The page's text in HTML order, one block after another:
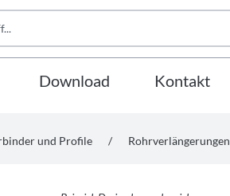
Download Kontakt
und Profile / Rohrverlängerungen